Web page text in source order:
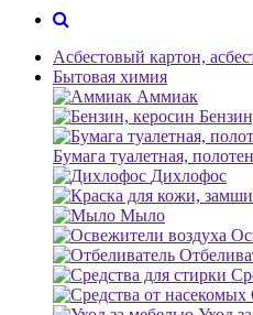
Асбестовый картон,
Бытовая химия
Аммиак
Бумага туалетная,
Дихлофос
Мыло